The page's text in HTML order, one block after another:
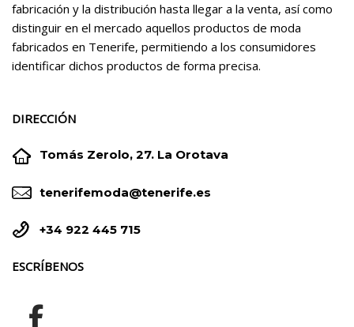
fabricación y la distribución hasta llegar a la venta, así como
distinguir en el mercado aquellos productos de moda
fabricados en Tenerife, permitiendo a los consumidores
identificar dichos productos de forma precisa.
DIRECCIÓN

 Tomás Zerolo, 27. La Orotava

 tenerifemoda@tenerife.es

 +34 922 445 715
ESCRÍBENOS